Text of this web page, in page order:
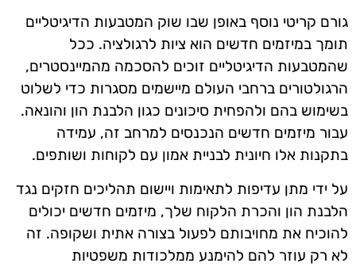
גורם קריטי נוסף באופן שבו שוק המטבעות הדיגיטליים
תומך במיזמים חדשים הוא ציות לרגולציה. ככל
שהמטבעות הדיגיטליים זוכים להסכמה מהמיינסטרים,
הרגולטורים ברחבי העולם מיישמים מסגרות כדי לשלוט
בשימוש בהם ולהפחית סיכונים כגון הלבנת הון והונאה.
עבור מיזמים חדשים הנכנסים למרחב זה, עמידה
בתקנות אלו חיונית לבניית אמון עם לקוחות ושותפים.
על ידי מתן עדיפות לתאימות ויישום תהליכים חזקים נגד
הלבנת הון והכרת הלקוח שלך, מיזמים חדשים יכולים
להוכיח את מחויבותם לפעול בצורה אתית ושקופה. זה
לא רק עוזר להם להימנע ממלכודות משפטיות